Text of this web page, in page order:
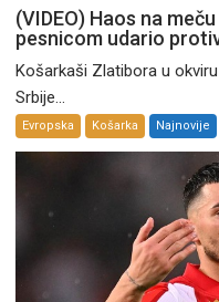
(VIDEO) Haos na
pesnicom udario
Košarkaši Zlatibora u
Srbije...
Evropska Košarka Najnovije